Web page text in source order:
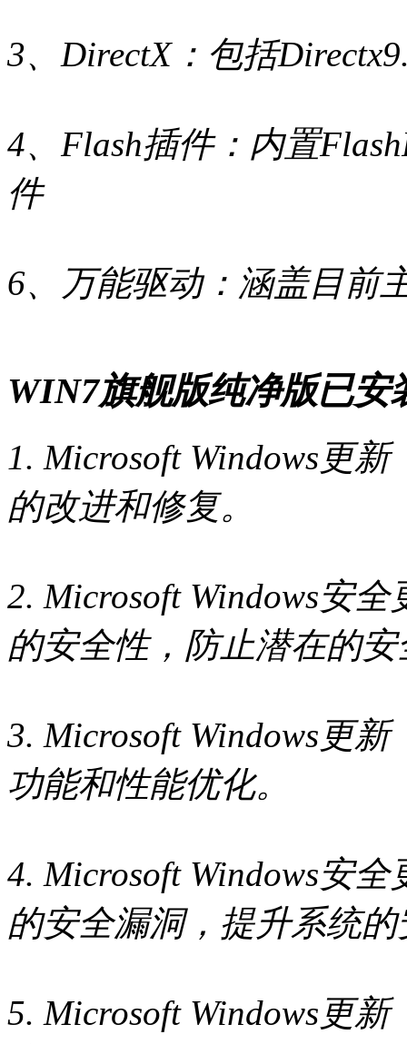
3、DirectX：包括
4、Flash插件：内置
件
6、万能驱动：涵盖目前
WIN7旗舰版纯净版已安
1. Microsoft Windows更
的改进和修复。
2. Microsoft Windows安
的安全性，防止潜在的
3. Microsoft Windows更
功能和性能优化。
4. Microsoft Windows安
的安全漏洞，提升系统
5. Microsoft Windows更